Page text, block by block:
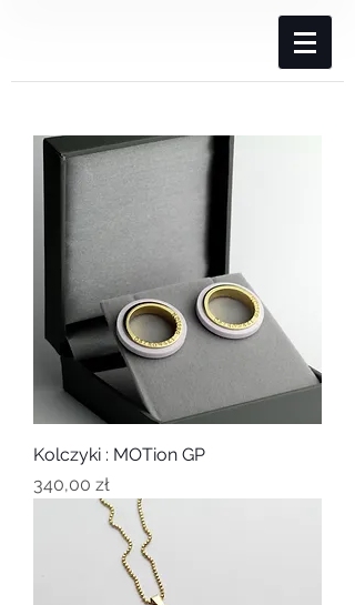
Kolczyki : MOTion GP
Cena
340,00 zł